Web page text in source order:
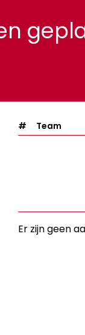
# Team
Er zijn geen